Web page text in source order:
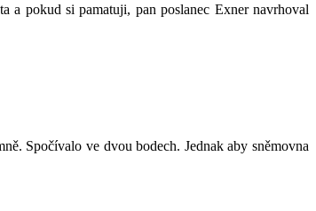
a pokud si pamatuji, pan poslanec Exner navrhoval
Spočívalo ve dvou bodech. Jednak aby sněmovna